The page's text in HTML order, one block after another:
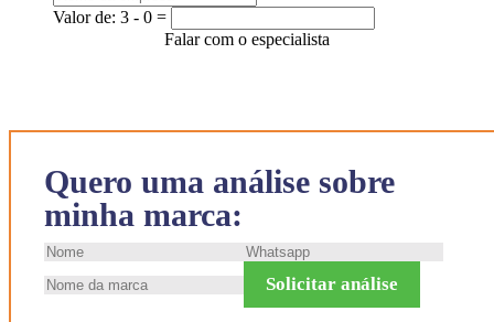
Quero uma análise sobre
minha marca:
Solicitar análise
Valor de: 3 - 0 =
Falar com o especialista